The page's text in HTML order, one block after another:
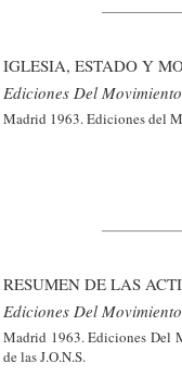
IGLESIA, ESTADO Y
Ediciones Del Movimiento
Madrid 1963. Ediciones del
RESUMEN DE LAS
Ediciones Del Movimiento
Madrid 1963. Ediciones Del
de las J.O.N.S.